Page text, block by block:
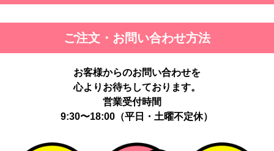
ご注文・お問い合わせ方法
お客様からのお問い合わせを
心よりお待ちしております。
営業受付時間
9:30〜18:00（平日・土曜不定休）